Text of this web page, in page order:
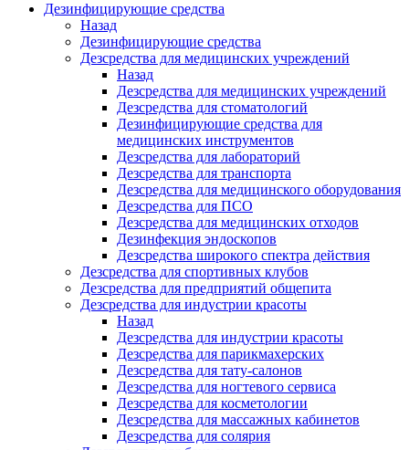
Дезинфицирующие средства
Назад
Дезинфицирующие средства
Дезсредства для медицинских учреждений
Назад
Дезсредства для медицинских учреждений
Дезсредства для стоматологий
Дезинфицирующие средства для
медицинских инструментов
Дезсредства для лабораторий
Дезсредства для транспорта
Дезсредства для медицинского оборудования
Дезсредства для ПСО
Дезсредства для медицинских отходов
Дезинфекция эндоскопов
Дезсредства широкого спектра действия
Дезсредства для спортивных клубов
Дезсредства для предприятий общепита
Дезсредства для индустрии красоты
Назад
Дезсредства для индустрии красоты
Дезсредства для парикмахерских
Дезсредства для тату-салонов
Дезсредства для ногтевого сервиса
Дезсредства для косметологии
Дезсредства для массажных кабинетов
Дезсредства для солярия